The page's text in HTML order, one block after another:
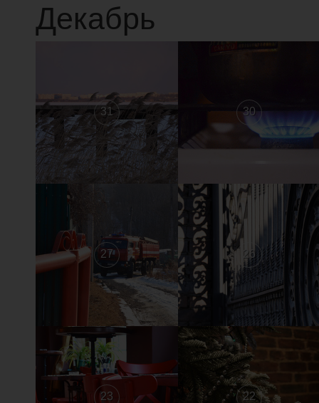
Декабрь
31 30
27 26
23 22